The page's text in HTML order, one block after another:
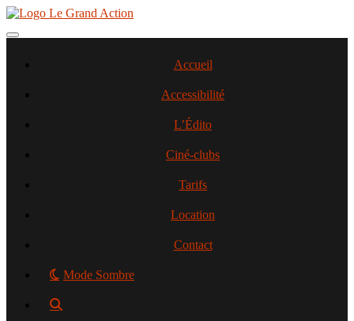
Aller
contenu
Toggle navigation
Accueil
Accessibilité
L’Édito
Ciné-clubs
Tarifs
Location
Contact
Mode Sombre